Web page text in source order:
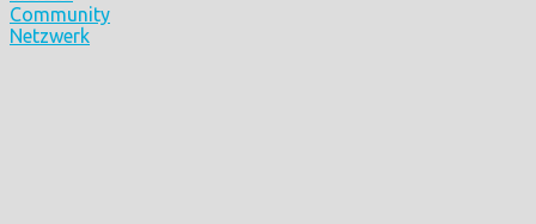
Community
Netzwerk